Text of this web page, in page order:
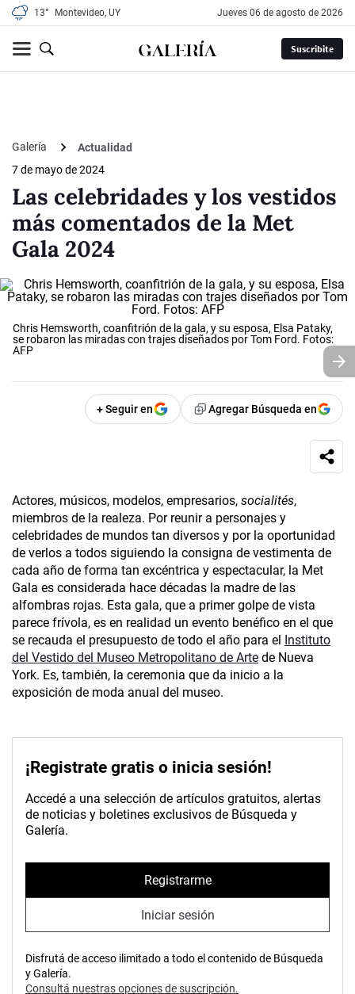
13° Montevideo, UY jueves 06 de agosto de 2026
Suscribite
Galería
Actualidad
7 de mayo de 2024
Las celebridades y los vestidos
más comentados de la Met
Gala 2024
Chris Hemsworth, coanfitrión de la gala, y su esposa, Elsa Pataky,
se robaron las miradas con trajes diseñados por Tom Ford. Fotos:
AFP
+ Seguir en Agregar Búsqueda en
Actores, músicos, modelos, empresarios, socialités,
miembros de la realeza. Por reunir a personajes y
celebridades de mundos tan diversos y por la oportunidad
de verlos a todos siguiendo la consigna de vestimenta de
cada año de forma tan excéntrica y espectacular, la Met
Gala es considerada hace décadas la madre de las
alfombras rojas. Esta gala, que a primer golpe de vista
parece frívola, es en realidad un evento benéfico en el que
se recauda el presupuesto de todo el año para el
Instituto
del Vestido del Museo Metropolitano de Arte de Nueva
York. Es, también, la ceremonia que da inicio a la
exposición de moda anual del museo.
¡Registrate gratis o inicia sesión!
Accedé a una selección de artículos gratuitos, alertas
de noticias y boletines exclusivos de Búsqueda y
Galería.
Registrarme
Iniciar sesión
Disfrutá de acceso ilimitado a todo el contenido de Búsqueda
y Galería.
Consultá nuestras opciones de suscripción.